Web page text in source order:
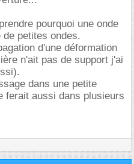
pourquoi une onde
petites ondes.
d'une déformation
n'ait pas de support j'ai
dans une petite
ferait aussi dans plusieurs